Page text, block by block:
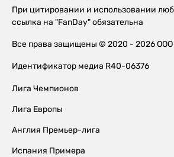
При цитировании и использовании
ссылка на "FanDay" обязательна
Все права защищены © 2020 - 2026
Идентификатор медиа R40-06376
Лига Чемпионов
Лига Европы
Англия Премьер-лига
Испания Примера